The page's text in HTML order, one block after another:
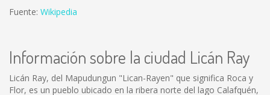
Fuente: Wikipedia
Información sobre la ciudad Licán Ray
Licán Ray, del Mapudungun "Lican-Rayen" que significa Roca y
Flor, es un pueblo ubicado en la ribera norte del lago Calafquén,